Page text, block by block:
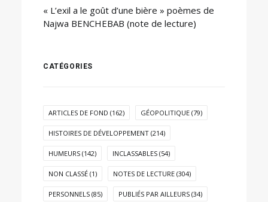
« L’exil a le goût d’une bière » poèmes de
Najwa BENCHEBAB (note de lecture)
CATÉGORIES
ARTICLES DE FOND (162) GÉOPOLITIQUE (79)
HISTOIRES DE DÉVELOPPEMENT (214)
HUMEURS (142) INCLASSABLES (54)
NON CLASSÉ (1) NOTES DE LECTURE (304)
PERSONNELS (85) PUBLIÉS PAR AILLEURS (34)